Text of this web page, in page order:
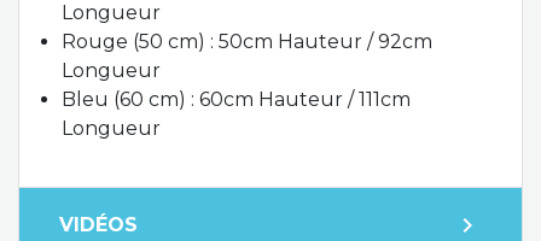
Longueur
Rouge (50 cm) : 50cm Hauteur / 92cm
Longueur
Bleu (60 cm) : 60cm Hauteur / 111cm
Longueur
VIDÉOS expand_more